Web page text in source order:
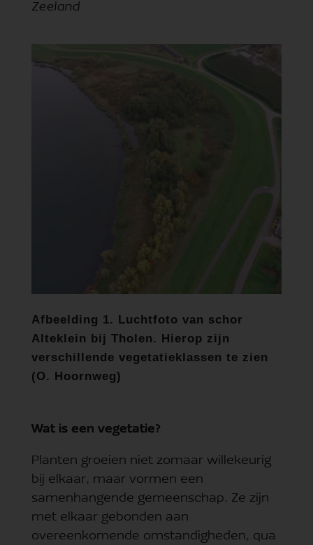
Zeeland
Afbeelding 1. Luchtfoto van schor
Alteklein bij Tholen. Hierop zijn
verschillende vegetatieklassen te zien
(O. Hoornweg)
Wat is een vegetatie?
Planten groeien niet zomaar willekeurig
bij elkaar, maar vormen een
samenhangende gemeenschap. Ze zijn
met elkaar gebonden aan
overeenkomende omstandigheden, qua